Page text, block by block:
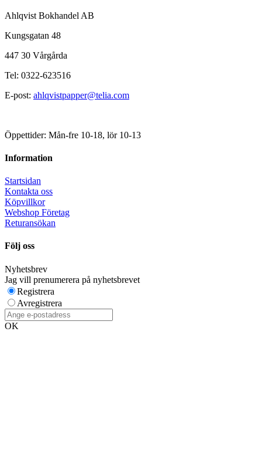
Ahlqvist Bokhandel AB
Kungsgatan 48
447 30 Vårgårda
Tel: 0322-623516
E-post: ahlqvistpapper@telia.com
Öppettider: Mån-fre 10-18, lör 10-13
Information
Startsidan
Kontakta oss
Köpvillkor
Webshop Företag
Returansökan
Följ oss
Nyhetsbrev
Jag vill prenumerera på nyhetsbrevet
Registrera
Avregistrera
OK